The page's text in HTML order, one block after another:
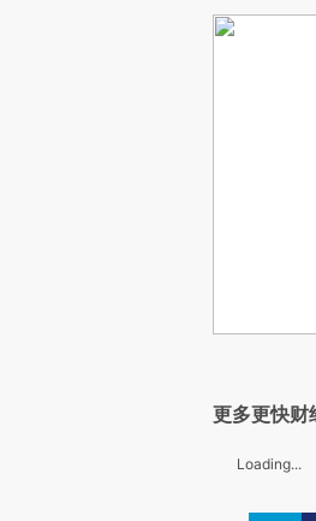
更多更快财
Loading...